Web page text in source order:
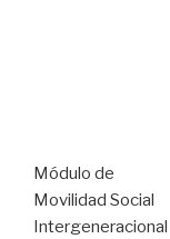
Módulo de
Movilidad Social
Intergeneracional